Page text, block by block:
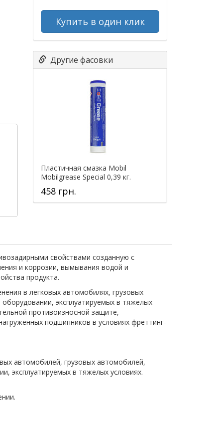
Купить в один клик
Другие фасовки
Пластичная смазка Mobil
Mobilgrease Special 0,39 кг.
458 грн.
свойствами созданную с
и коррозии, вымывания водой и
продукта.
в легковых автомобилях, грузовых
эксплуатируемых в тяжелых
противоизносной защите,
подшипников в условиях фреттинг-
автомобилей, грузовых автомобилей,
эксплуатируемых в тяжелых условиях.